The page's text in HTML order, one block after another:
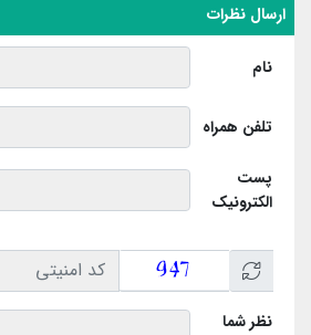
ارسال نظرات
نام
تلفن همراه
پست
الکترونیک
نظر شما